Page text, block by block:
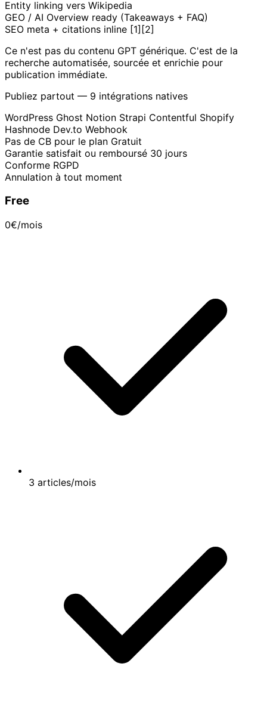
Entity linking vers Wikipedia
GEO / AI Overview ready (Takeaways + FAQ)
SEO meta + citations inline [1][2]
Ce n'est pas du contenu GPT générique. C'est de la
recherche automatisée, sourcée et enrichie pour
publication immédiate.
Publiez partout — 9 intégrations natives
WordPress Ghost Notion Strapi Contentful Shopify
Hashnode Dev.to Webhook
Pas de CB pour le plan Gratuit
Garantie satisfait ou remboursé 30 jours
Conforme RGPD
Annulation à tout moment
Free
0€/mois
3 articles/mois